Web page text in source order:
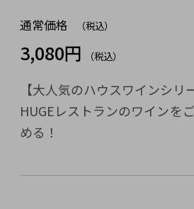
通常価格 （税込）
3,080円 （税込）
【大人気のハウスワインシリ
HUGEレストランのワインを
める！